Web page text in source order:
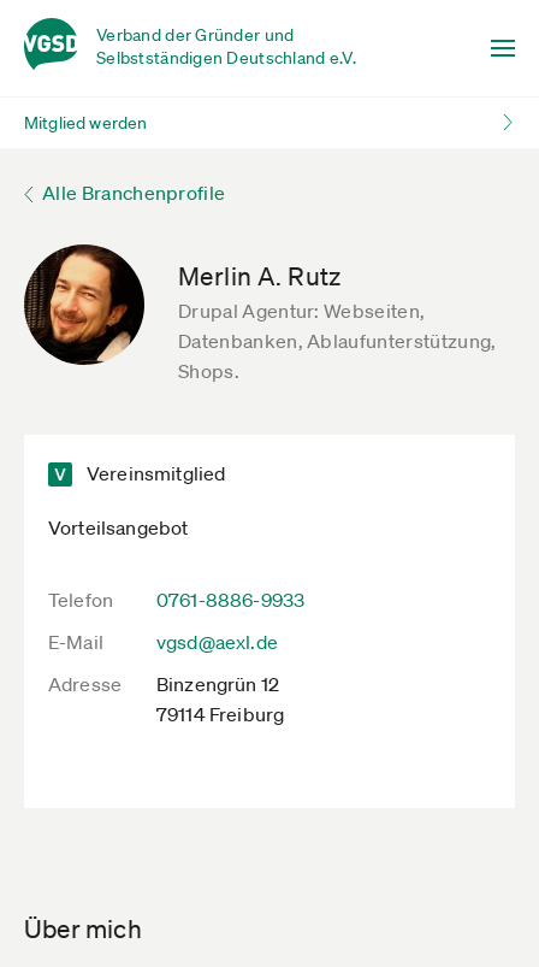
Verband der Gründer und
Selbstständigen Deutschland e.V.
Mitglied werden
Alle Branchenprofile
Merlin A. Rutz
Drupal Agentur: Webseiten,
Datenbanken, Ablaufunterstützung,
Shops.
Vereinsmitglied
Vorteilsangebot
Telefon
0761-8886-9933
E-Mail
vgsd@aexl.de
Adresse
Binzengrün 12
79114 Freiburg
Über mich